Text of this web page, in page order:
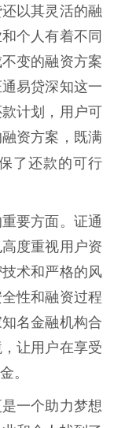
以其灵活的融
个人有着不同
变的融资方案
易贷深知这一
计划，用户可
资方案，既满
了还款的可行
要方面。证通
度重视用户资
术和严格的风
性和融资过程
名金融机构合
让用户在享受
。
一个助力梦想